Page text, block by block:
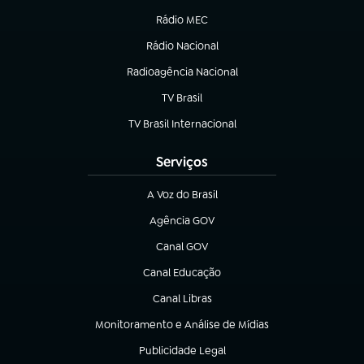
Rádio MEC
Rádio Nacional
(abre em nova aba)
Radioagência Nacional
(abre em nova aba)
TV Brasil
(abre em nova aba)
TV Brasil Internacional
(abre em nova aba)
Serviços
A Voz do Brasil
(abre em nova aba)
Agência GOV
(abre em nova aba)
Canal GOV
(abre em nova aba)
Canal Educação
(abre em nova aba)
Canal Libras
(abre em nova aba)
Monitoramento e Análise de Mídias
(abre em nova aba)
Publicidade Legal
(abre em nova aba)